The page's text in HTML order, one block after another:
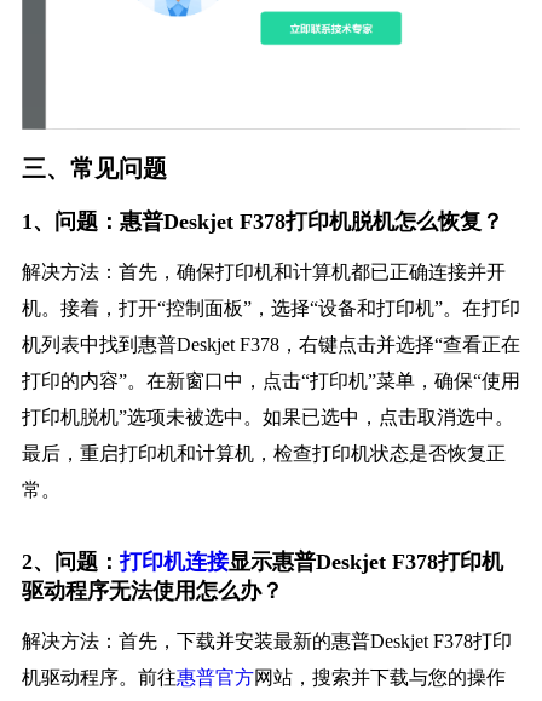
三、常见问题
1、问题：惠普Deskjet F378打印机脱机怎么恢复？
解决方法：首先，确保打印机和计算机都已正确连接并开
机。接着，打开“控制面板”，选择“设备和打印机”。在打印
机列表中找到惠普Deskjet F378，右键点击并选择“查看正在
打印的内容”。在新窗口中，点击“打印机”菜单，确保“使用
打印机脱机”选项未被选中。如果已选中，点击取消选中。
最后，重启打印机和计算机，检查打印机状态是否恢复正
常。
2、问题：打印机连接显示惠普Deskjet F378打印机
驱动程序无法使用怎么办？
解决方法：首先，下载并安装最新的惠普Deskjet F378打印
机驱动程序。前往惠普官方网站，搜索并下载与您的操作